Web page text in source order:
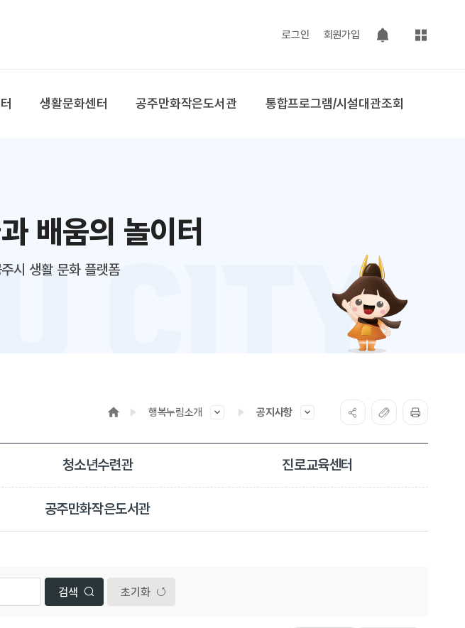
로그인 회원가입
팝업 열기
사이트맵
생활문화센터 공주만화작은도서관 통합프로그램/시설대관조회
배움의 놀이터
시 생활 문화 플랫폼
행복누림소개 공지사항
청소년수련관 진로교육센터
공주만화작은도서관
초기화